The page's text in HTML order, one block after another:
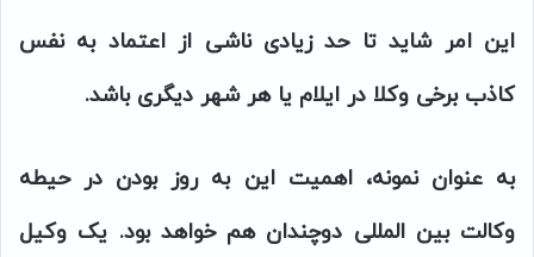
این امر شاید تا حد زیادی ناشی از اعتماد به نفس
کاذب برخی وکلا در ایلام یا هر شهر دیگری باشد.
به عنوان نمونه، اهمیت این به روز بودن در حیطه
وکالت بین المللی دوچندان هم خواهد بود. یک وکیل